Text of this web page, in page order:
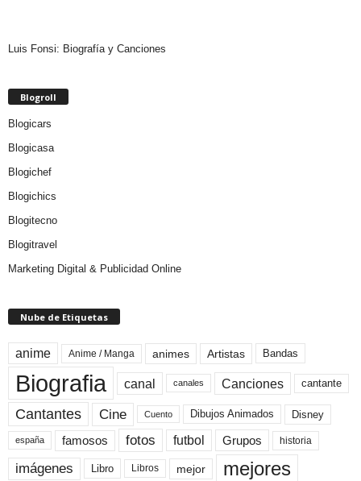
Luis Fonsi: Biografía y Canciones
Blogroll
Blogicars
Blogicasa
Blogichef
Blogichics
Blogitecno
Blogitravel
Marketing Digital & Publicidad Online
Nube de Etiquetas
anime Anime / Manga animes Artistas Bandas
Biografia canal canales Canciones cantante
Cantantes Cine Cuento Dibujos Animados Disney
españa famosos fotos futbol Grupos historia
imágenes Libro Libros mejor mejores